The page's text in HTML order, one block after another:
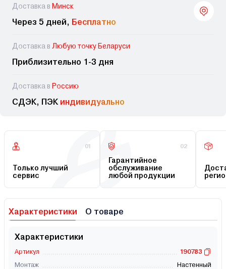
Доставка в Минск
Через 5 дней, Бесплатно
Доставка в Любую точку Беларуси
Приблизительно 1-3 дня
Доставка в Россию
СДЭК, ПЭК индивидуально
01
Только лучший
сервис
02
Гарантийное
обслуживание
любой продукции
Характеристики О товаре
Характеристики
Артикул
190783
Монтаж
Настенный